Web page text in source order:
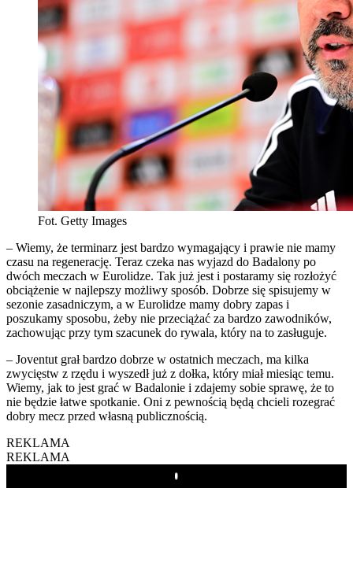
Fot. Getty Images
– Wiemy, że terminarz jest bardzo wymagający i prawie nie mamy
czasu na regenerację. Teraz czeka nas wyjazd do Badalony po
dwóch meczach w Eurolidze. Tak już jest i postaramy się rozłożyć
obciążenie w najlepszy możliwy sposób. Dobrze się spisujemy w
sezonie zasadniczym, a w Eurolidze mamy dobry zapas i
poszukamy sposobu, żeby nie przeciążać za bardzo zawodników,
zachowując przy tym szacunek do rywala, który na to zasługuje.
– Joventut grał bardzo dobrze w ostatnich meczach, ma kilka
zwycięstw z rzędu i wyszedł już z dołka, który miał miesiąc temu.
Wiemy, jak to jest grać w Badalonie i zdajemy sobie sprawę, że to
nie będzie łatwe spotkanie. Oni z pewnością będą chcieli rozegrać
dobry mecz przed własną publicznością.
REKLAMA
REKLAMA
Play